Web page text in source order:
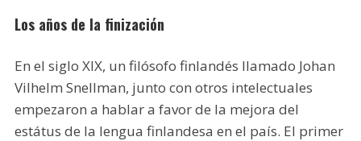
Los años de la finización
En el siglo XIX, un filósofo finlandés llamado Johan
Vilhelm Snellman, junto con otros intelectuales
empezaron a hablar a favor de la mejora del
estátus de la lengua finlandesa en el país. El primer